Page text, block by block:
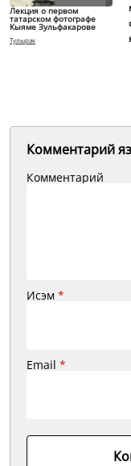
Лекция о первом
татарском фотографе
Кыяме Зульфакарове
Тулырак
Комментарий
Комментарий
Исэм *
Email *